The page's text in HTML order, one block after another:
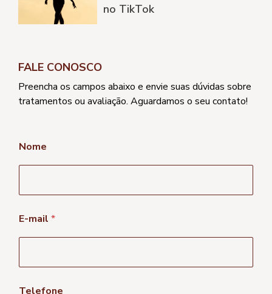
no TikTok
FALE CONOSCO
Preencha os campos abaixo e envie suas dúvidas sobre
tratamentos ou avaliação. Aguardamos o seu contato!
Nome
E-mail *
Telefone